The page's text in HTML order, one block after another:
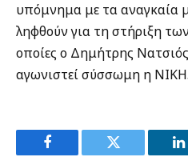
υπόμνημα με τα αναγκαία
ληφθούν για τη στήριξη
οποίες ο Δημήτρης
αγωνιστεί σύσσωμη η ΝΙΚΗ.
Facebook Twitter